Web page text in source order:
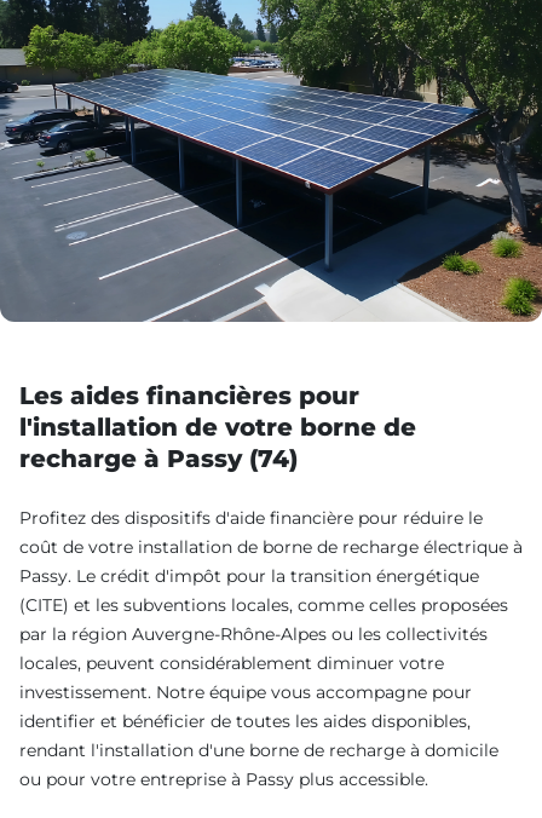
Les aides financières pour
l'installation de votre borne de
recharge à Passy (74)
Profitez des dispositifs d'aide financière pour réduire le
coût de votre installation de borne de recharge électrique à
Passy. Le crédit d'impôt pour la transition énergétique
(CITE) et les subventions locales, comme celles proposées
par la région Auvergne-Rhône-Alpes ou les collectivités
locales, peuvent considérablement diminuer votre
investissement. Notre équipe vous accompagne pour
identifier et bénéficier de toutes les aides disponibles,
rendant l'installation d'une borne de recharge à domicile
ou pour votre entreprise à Passy plus accessible.